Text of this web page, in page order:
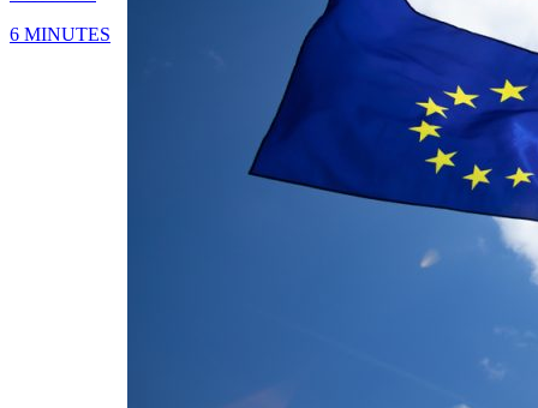
6 MINUTES